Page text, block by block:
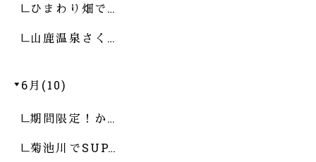
ひまわり畑で…
山鹿温泉さく…
6月(10)
期間限定！か…
菊池川でSUP…